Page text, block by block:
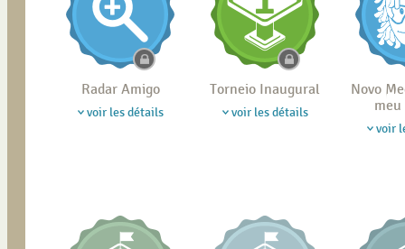
Radar Amigo
voir les détails
Torneio Inaugural
voir les détails
Novo
voir